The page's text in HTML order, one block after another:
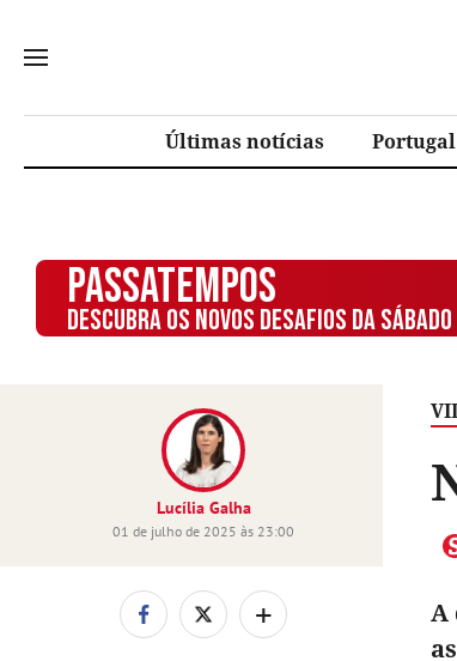
Últimas notícias Portugal
PASSATEMPOS
DESCUBRA OS NOVOS DESAFIOS DA SÁBADO
Lucília Galha
01 de julho de 2025 às 23:00
+
A